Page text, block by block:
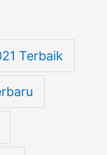
Terbaik